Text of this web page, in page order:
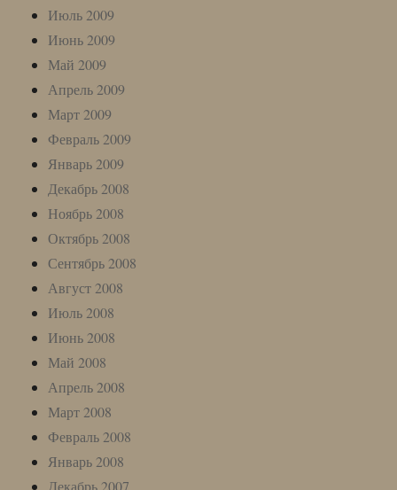
Июль 2009
Июнь 2009
Май 2009
Апрель 2009
Март 2009
Февраль 2009
Январь 2009
Декабрь 2008
Ноябрь 2008
Октябрь 2008
Сентябрь 2008
Август 2008
Июль 2008
Июнь 2008
Май 2008
Апрель 2008
Март 2008
Февраль 2008
Январь 2008
Декабрь 2007